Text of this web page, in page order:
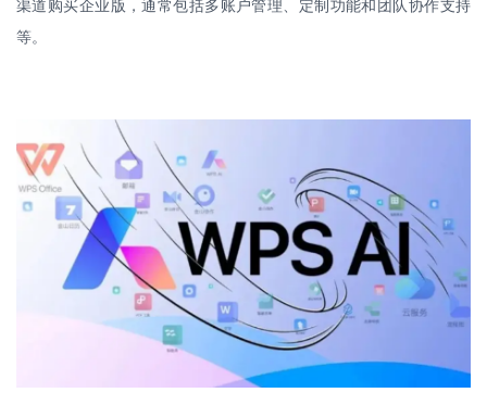
渠道购买企业版，通常包括多账户管理、定制功能和团队协作支持
等。